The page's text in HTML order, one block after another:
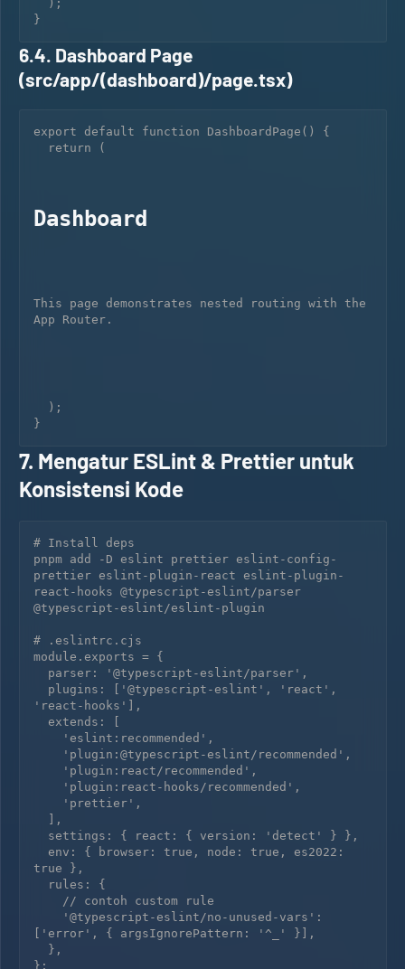
6.4. Dashboard Page
(src/app/(dashboard)/page.tsx)
export default function DashboardPage() {
Dashboard
This page demonstrates nested routing with the
App Router.
7. Mengatur ESLint & Prettier untuk
Konsistensi Kode
# Install deps
pnpm add -D eslint prettier eslint-config-
prettier eslint-plugin-react eslint-plugin-
react-hooks @typescript-eslint/parser
@typescript-eslint/eslint-plugin
# .eslintrc.cjs
module.exports = {
'react-hooks'],
true },
['error', { argsIgnorePattern: '^_' }],
};